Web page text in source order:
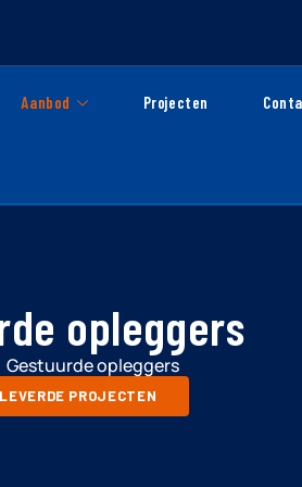
Aanbod Projecten
opleggers
Gestuurde opleggers
PROJECTEN